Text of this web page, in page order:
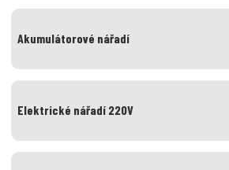
Akumulátorové nářadí
Elektrické nářadí 220V